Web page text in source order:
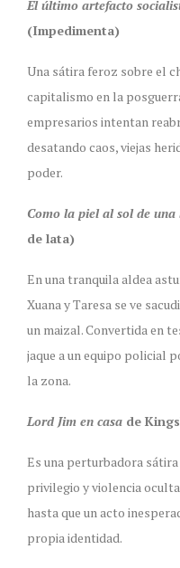
El último artefacto
(Impedimenta)
Una sátira feroz sobre el
capitalismo en la
empresarios intentan
desatando caos, viejas
poder.
Como la piel al sol de
de lata)
En una tranquila aldea
Xuana y Taresa se ve
un maizal. Convertida en
jaque a un equipo policial
la zona.
Lord Jim en casa de
Es una perturbadora
privilegio y violencia
hasta que un acto
propia identidad.